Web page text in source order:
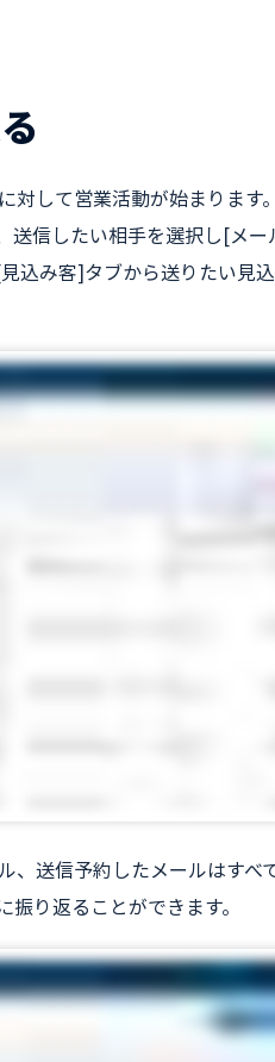
対して営業活動が始まりま
送信したい相手を選択し[メ
込み客]タブから送りたい見
、送信予約したメールはすべ
り返ることができます。